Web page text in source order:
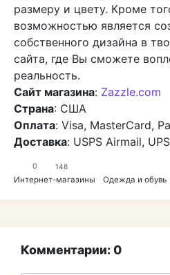
размеру и цвету. Кроме
возможностью является
собственного дизайна в
сайта, где Вы сможете
реальность.
Сайт магазина: Zazzle.com
Страна: США
Оплата: Visa, MasterCard,
Доставка: USPS Airmail,
0 148
Интернет-магазины Одежда и обувь
Комментарии: 0